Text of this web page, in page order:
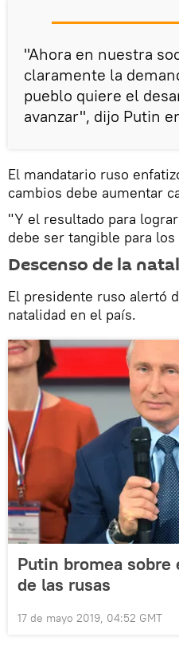
"Ahora en nuestra
claramente la
pueblo quiere el
avanzar", dijo Putin
El mandatario ruso
cambios debe aumentar
"Y el resultado para
debe ser tangible para
Descenso de la
El presidente ruso alertó
natalidad en el país.
Putin bromea sobre
de las rusas
17 de mayo 2019, 04:52 GMT